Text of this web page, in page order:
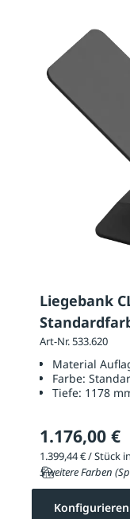
Liegebank
Art-Nr. 533.620
Material
Farbe:
Tiefe: 1178
1.176,00 €
5 weitere Farben
Konfigurieren